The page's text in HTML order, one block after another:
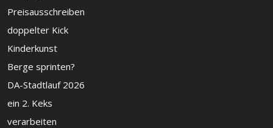
Preisausschreiben
doppelter Kick
Kinderkunst
Berge sprinten?
DA-Stadtlauf 2026
ein 2. Keks
verarbeiten